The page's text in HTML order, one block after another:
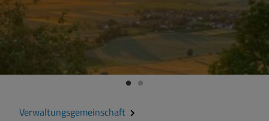
Verwaltungsgemeinschaft